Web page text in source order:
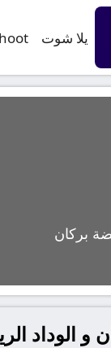
يلا شوت
بركان
و الوداد